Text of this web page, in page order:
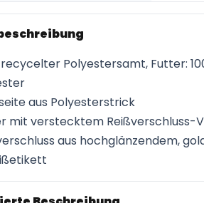
recycelter Polyestersamt, Futter:
aus Polyesterstrick
mit verstecktem Reißverschluss-
aus hochglänzendem,